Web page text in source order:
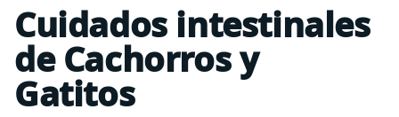
Cuidados intestinales
de Cachorros y
Gatitos